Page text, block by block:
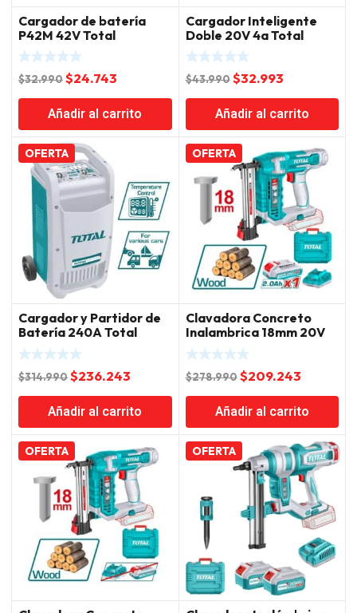
Cargador de batería
P42M 42V Total
$32.990El
precio
original
era:
$32.990.
$24.743
precio
actual
es:
Añadir al carrito
Cargador Inteligente
Doble 20V 4a Total
$43.990 El
precio
original
era:
$43.990.
$32.993El
precio
actual
es:
$32.993.
Añadir al carrito
OFERTA
Cargador y Partidor de
Batería 240A Total
$314.990El
precio
original
era:
$314.990.
$236.243
precio
actual
es:
$236.243.
Añadir al carrito
OFERTA
Clavadora Concreto
Inalambrica 18mm 20V
Cargador y Bateria
Total
$278.990 El
precio
original
era:
$278.990.
$209.243El
precio
actual
es:
Añadir al carrito
OFERTA OFERTA